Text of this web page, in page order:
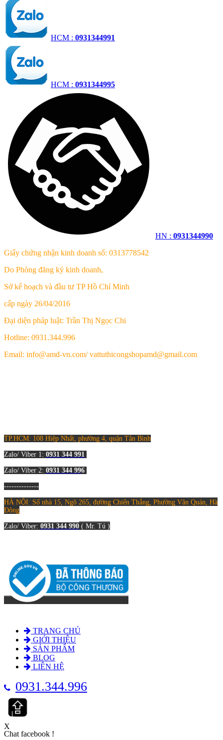
HCM : 0931344991
HCM : 0931344995
HN : 0931344990
Giấy chứng nhận kinh doanh số: 0313778542
Do Phòng đăng ký kinh doanh,
Sở kế hoạch và đầu tư TP Hồ Chí Minh
cấp ngày 26/04/2016
Đại diện pháp luật: Trần Thị Ngọc Chi
Hotline: 0931.344.996
Email: info@amd-vn.com/ vattuthicongshopamd@gmail.com
TP.HCM: 108 Hiệp Nhất, phường 4, quận Tân Bình
Zalo/ Viber 1: 0931 344 991
Zalo/ Viber 2: 0931 344 996
--------------
HÀ NỘI: Số nhà 15, Ngõ 265, đường Chiến Thắng, Phường Văn Quán, Hà
Đông
Zalo/ Viber: 0931 344 990 ( Mr. Tú )
TRANG CHỦ
GIỚI THIỆU
SẢN PHẨM
BLOG
LIÊN HỆ
0931.344.996
X
Chat facebook !